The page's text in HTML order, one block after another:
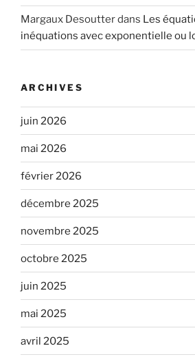
Margaux Desoutterdans Les
inéquations avec exponentielle ou
ARCHIVES
juin 2026
mai 2026
février 2026
décembre 2025
novembre 2025
octobre 2025
juin 2025
mai 2025
avril 2025